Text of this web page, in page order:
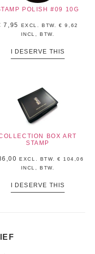
POLISH #09 10G
7,95 EXCL. BTW.€ 9,62
INCL, BTW.
I DESERVE THIS
BOX ART
STAMP
EXCL. BTW. € 104,06
INCL, BTW.
I DESERVE THIS